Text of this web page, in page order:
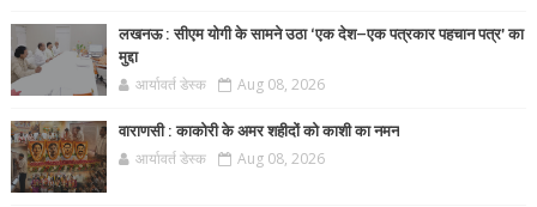
लखनऊ : सीएम योगी के सामने उठा ‘एक देश–एक पत्रकार पहचान पत्र’ का
मुद्दा
आर्यावर्त डेस्क Aug 08, 2026
वाराणसी : काकोरी के अमर शहीदों को काशी का नमन
आर्यावर्त डेस्क Aug 08, 2026